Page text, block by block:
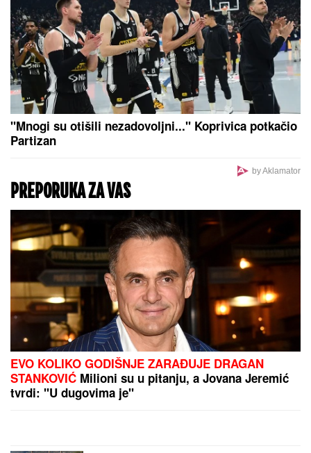
„Gradska čistoća“ nastavlja zamenu
dotrajalih sudova za odlaganje
komunalnog otpada na Zvezdari